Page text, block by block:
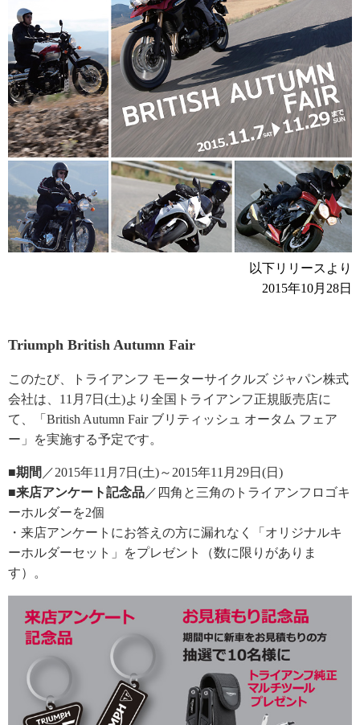
以下リリースより
2015年10月28日
Triumph British Autumn Fair
このたび、トライアンフ モーターサイクルズ ジャパン株式
会社は、11月7日(土)より全国トライアンフ正規販売店に
て、「British Autumn Fair ブリティッシュ オータム フェア
ー」を実施する予定です。
■期間 ／2015年11月7日(土)～2015年11月29日(日)
■来店アンケート記念品 ／四角と三角のトライアンフロゴキ
ーホルダーを2個
・来店アンケートにお答えの方に漏れなく「オリジナルキ
ーホルダーセット」をプレゼント（数に限りがありま
す）。